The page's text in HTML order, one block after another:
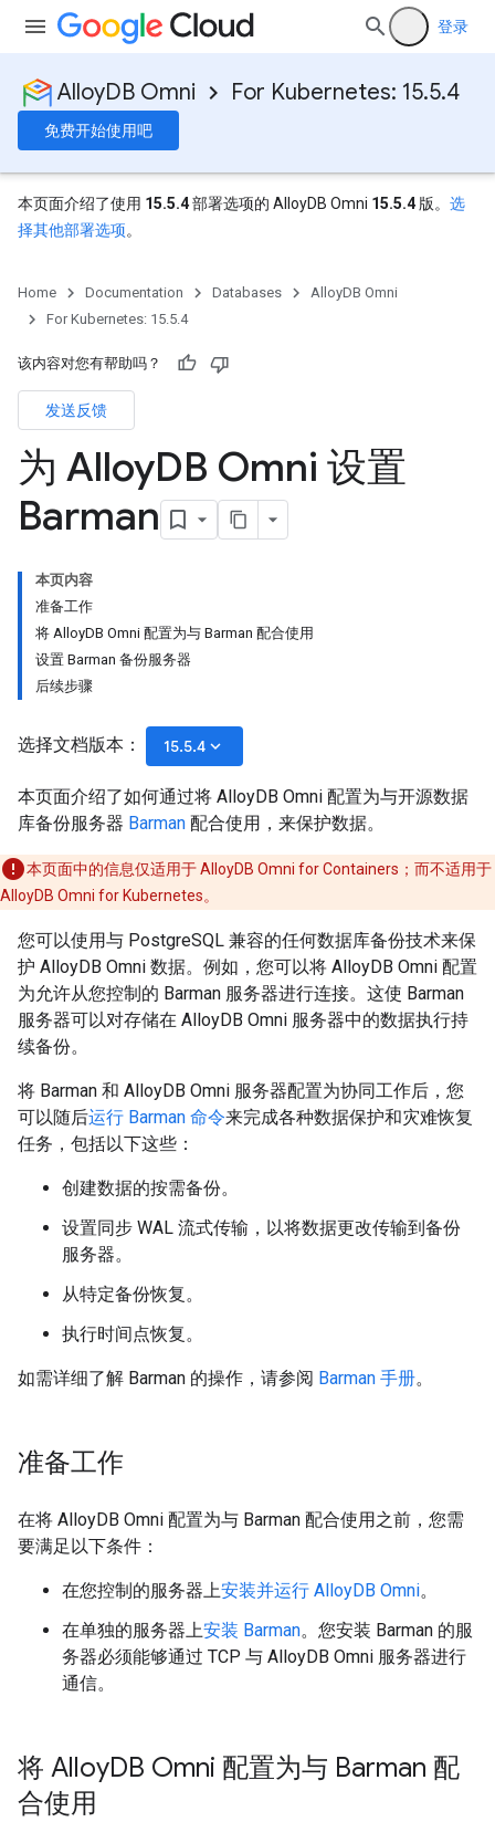
登录
AlloyDB Omni For Kubernetes: 15.5.4
免费开始使用吧
本页面介绍了使用 15.5.4部署选项的 AlloyDB Omni 15.5.4 版。 选
择其他部署选项。
Home Documentation Databases
AlloyDB Omni
For Kubernetes: 15.5.4
该内容对您有帮助吗？
发送反馈
为 AlloyDB Omni 设置
Barman
本页内容
准备工作
将 AlloyDB Omni 配置为与 Barman 配合使用
设置 Barman 备份服务器
后续步骤
选择文档版本： 15.5.4 keyboard_arrow_down
本页面介绍了如何通过将 AlloyDB Omni 配置为与开源数据
库备份服务器 Barman 配合使用，来保护数据。
本页面中的信息仅适用于 AlloyDB Omni for Containers；而不适用于
AlloyDB Omni for Kubernetes。
您可以使用与 PostgreSQL 兼容的任何数据库备份技术来保
护 AlloyDB Omni 数据。例如，您可以将 AlloyDB Omni 配置
为允许从您控制的 Barman 服务器进行连接。这使 Barman
服务器可以对存储在 AlloyDB Omni 服务器中的数据执行持
续备份。
将 Barman 和 AlloyDB Omni 服务器配置为协同工作后，您
可以随后运行 Barman 命令来完成各种数据保护和灾难恢复
任务，包括以下这些：
创建数据的按需备份。
设置同步 WAL 流式传输，以将数据更改传输到备份
服务器。
从特定备份恢复。
执行时间点恢复。
如需详细了解 Barman 的操作，请参阅 Barman 手册。
准备工作
在将 AlloyDB Omni 配置为与 Barman 配合使用之前，您需
要满足以下条件：
在您控制的服务器上安装并运行 AlloyDB Omni。
在单独的服务器上安装 Barman。您安装 Barman 的服
务器必须能够通过 TCP 与 AlloyDB Omni 服务器进行
通信。
将 AlloyDB Omni 配置为与 Barman 配
合使用